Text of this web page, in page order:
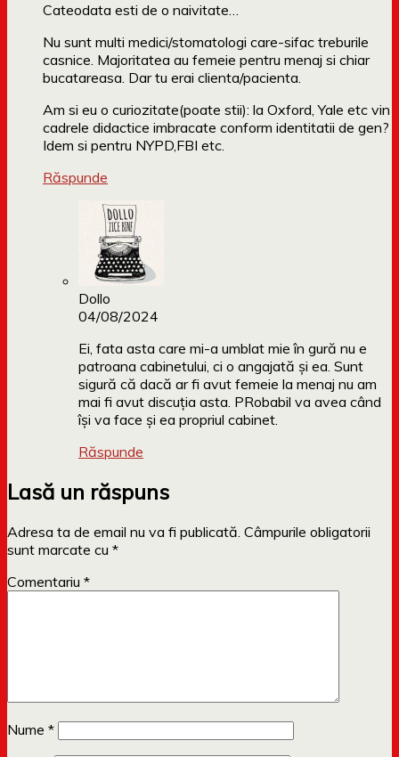
Cateodata esti de o naivitate…
Nu sunt multi medici/stomatologi care-sifac treburile
casnice. Majoritatea au femeie pentru menaj si chiar
bucatareasa. Dar tu erai clienta/pacienta.
Am si eu o curiozitate(poate stii): la Oxford, Yale etc vin
cadrele didactice imbracate conform identitatii de gen?
Idem si pentru NYPD,FBI etc.
Răspunde
Dollo
04/08/2024
Ei, fata asta care mi-a umblat mie în gură nu e
patroana cabinetului, ci o angajată și ea. Sunt
sigură că dacă ar fi avut femeie la menaj nu am
mai fi avut discuția asta. PRobabil va avea când
își va face și ea propriul cabinet.
Răspunde
Lasă un răspuns
Adresa ta de email nu va fi publicată. Câmpurile obligatorii
sunt marcate cu *
Comentariu *
Nume *